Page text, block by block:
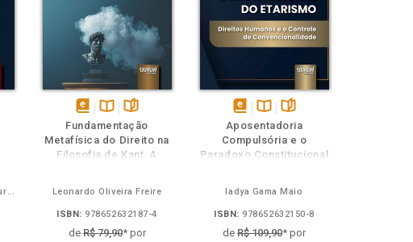
Organizadores: Eliza Moura Navarro de Novaes, Rafael de Oliveira Lage, Daniel Ribeiro Pettersen
disponível
em
eBook
Disponível
na
B.V.
páginas
Fundamentação
Metafísica do Direito na
Filosofia de Kant, A
Leonardo Oliveira Freire
ISBN: 978652632187-4
deR$ 79,90* por
disponível
em
eBook
Disponível
na
B.V.
páginas
Aposentadoria
Compulsória e o
Paradoxo Constitucional
Iadya Gama Maio
ISBN: 978652632150-8
de R$ 109,90* por